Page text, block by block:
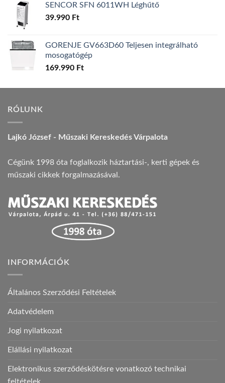
SENCOR SFN 6011WH Léghűtő
39.990 Ft
GORENJE GV663D60 Teljesen integrálható
mosogatógép
169.990 Ft
RÓLUNK
Lajkó József - Műszaki Kereskedés Várpalota
Cégünk 1998 óta foglalkozik háztartási-, kerti gépek és
műszaki cikkek forgalmazásával.
INFORMÁCIÓK
Általános Szerződési Feltételek
Adatvédelem
Jogi nyilatkozat
Elállási nyilatkozat
Elektronikus szerződéskötésre vonatkozó technikai